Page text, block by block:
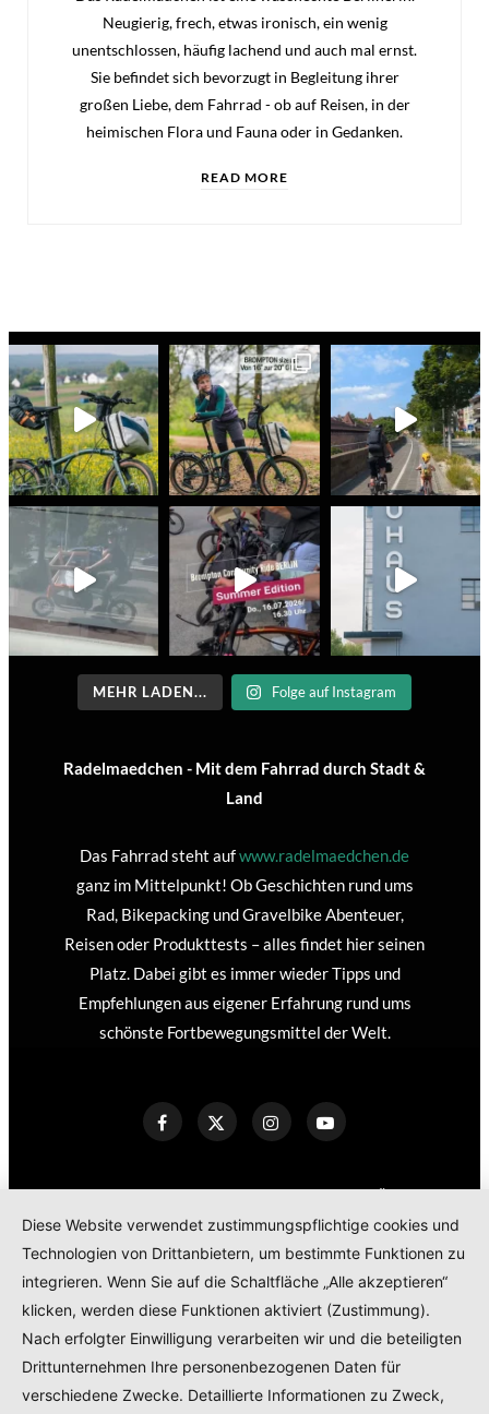
Neugierig, frech, etwas ironisch, ein wenig
unentschlossen, häufig lachend und auch mal ernst.
Sie befindet sich bevorzugt in Begleitung ihrer
großen Liebe, dem Fahrrad - ob auf Reisen, in der
heimischen Flora und Fauna oder in Gedanken.
READ MORE
MEHR LADEN... Folge auf Instagram
Radelmaedchen - Mit dem Fahrrad durch Stadt &
Land
Das Fahrrad steht aufwww.radelmaedchen.de
ganz im Mittelpunkt! Ob Geschichten rund ums
Rad, Bikepacking und Gravelbike Abenteuer,
Reisen oder Produkttests – alles findet hier seinen
Platz. Dabei gibt es immer wieder Tipps und
Empfehlungen aus eigener Erfahrung rund ums
schönste Fortbewegungsmittel der Welt.
KONTAKT IMPRESSUM DATENSCHUTZERKLÄRUNG
COOKIE POLICY
TEILNAHMEBEDINGUNGEN GEWINNSPIEL
PRODUKTTESTS – KOOPERATIONEN – SPONSORED POSTS
© 2024RADELMAEDCHEN- REGISTERED BRAND.
Diese Website verwendet zustimmungspflichtige cookies und
Technologien von Drittanbietern, um bestimmte Funktionen zu
integrieren. Wenn Sie auf die Schaltfläche „Alle akzeptieren“
klicken, werden diese Funktionen aktiviert (Zustimmung).
Nach erfolgter Einwilligung verarbeiten wir und die beteiligten
Drittunternehmen Ihre personenbezogenen Daten für
verschiedene Zwecke. Detaillierte Informationen zu Zweck,